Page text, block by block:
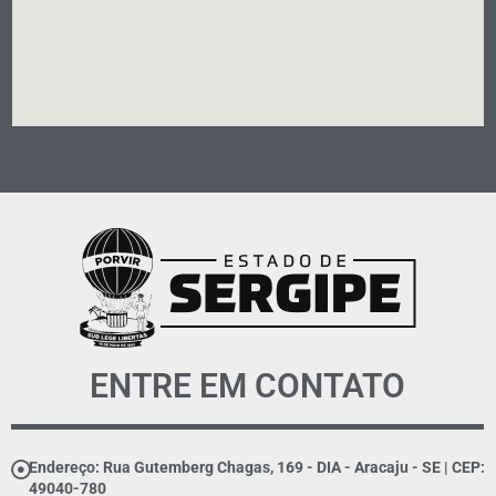
ENTRE EM CONTATO
Endereço: Rua Gutemberg Chagas, 169 - DIA - Aracaju - SE | CEP:
49040-780